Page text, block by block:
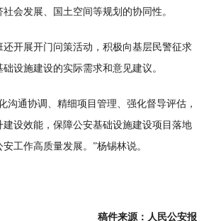
会发展、国土空间等规划的协同性。
还开展开门问策活动，积极向基层民警征求
设施建设的实际需求和意见建议。
沟通协调、精细项目管理、强化督导评估，
设效能，保障公安基础设施建设项目落地
工作高质量发展。”杨锡林说。
稿件来源：人民公安报